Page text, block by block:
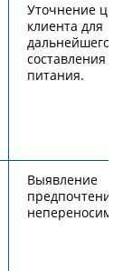
Уточнение
клиента для
дальнейшего
составления
питания.
Выявление
предпочтений